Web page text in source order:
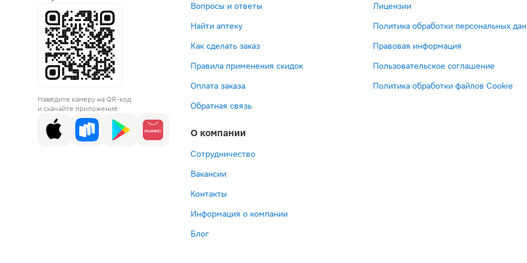
Наведите камеру на QR-код
и скачайте приложение
Вопросы и ответы
Найти аптеку
Как сделать заказ
Правила применения скидок
Оплата заказа
Обратная связь
О компании
Сотрудничество
Вакансии
Контакты
Информация о компании
Блог
Лицензии
Политика обработки персональных
Правовая информация
Пользовательское соглашение
Политика обработки файлов Cookie